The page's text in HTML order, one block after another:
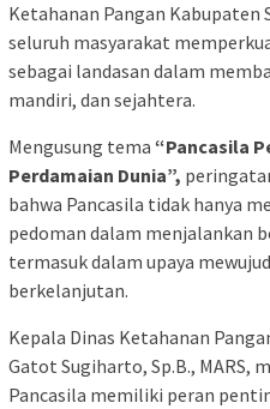
Ketahanan Pangan Kabupaten
seluruh masyarakat
sebagai landasan dalam
mandiri, dan sejahtera.
Mengusung tema “Pancasila
Perdamaian Dunia”,
bahwa Pancasila tidak hanya
pedoman dalam menjalankan
termasuk dalam upaya
berkelanjutan.
Kepala Dinas Ketahanan
Gatot Sugiharto, Sp.B., MARS,
Pancasila memiliki peran